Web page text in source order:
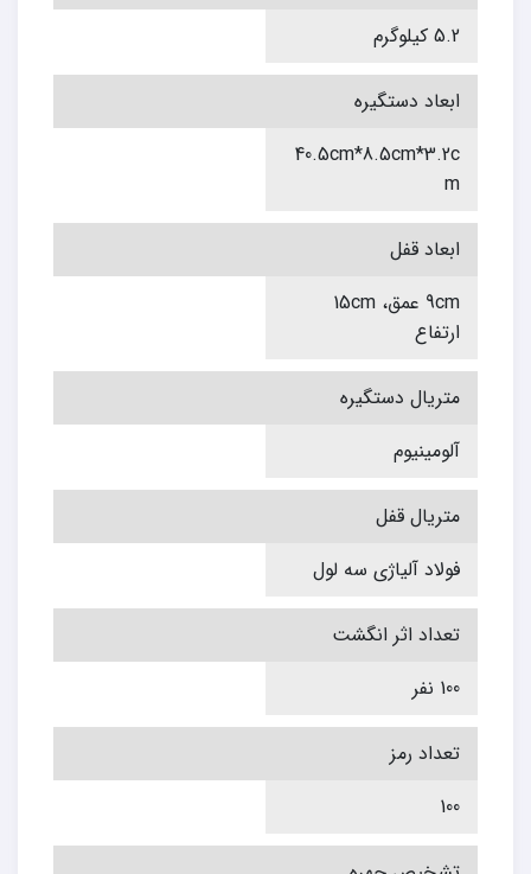
5.2 کیلوگرم
ابعاد دستگیره
40.5cm*8.5cm*3.2c
m
ابعاد قفل
9cm عمق، 15cm
ارتفاع
متریال دستگیره
آلومینیوم
متریال قفل
فولاد آلیاژی سه لول
تعداد اثر انگشت
100 نفر
تعداد رمز
100